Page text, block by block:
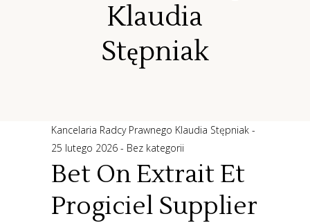
Klaudia
Stępniak
Kancelaria Radcy Prawnego Klaudia Stępniak
25 lutego 2026
Bez kategorii
Bet On Extrait Et
Progiciel Supplier